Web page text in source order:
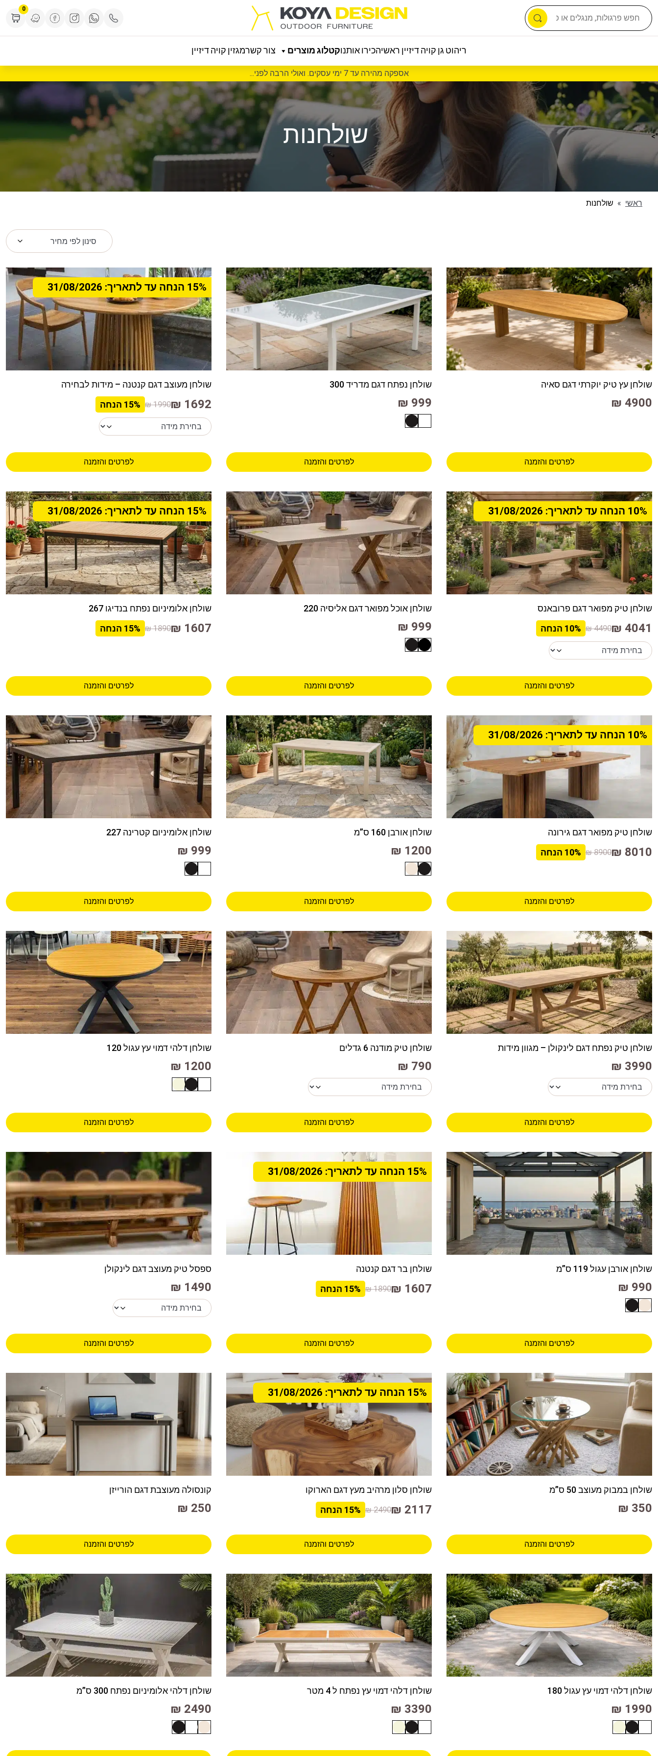
0
ריהוט גן קויה דיזיין ראשיהכירו אותנוקטלוג מוצרים צור קשרמגזין קויה דיזיין
אספקה מהירה עד 7 ימי עסקים. ואולי הרבה לפני...
"> שולחנות
ראשי » שולחנות
שולחן עץ טיק יוקרתי דגם סאיה
4900 ₪
לפרטים והזמנה
שולחן נפתח דגם מדריד 300
999 ₪
לפרטים והזמנה
15% הנחה עד לתאריך: 31/08/2026
שולחן מעוצב דגם קנטנה – מידות לבחירה
1692 ₪
1990 ₪
15% הנחה
לפרטים והזמנה
10% הנחה עד לתאריך: 31/08/2026
שולחן טיק מפואר דגם פרובאנס
4041 ₪
4490 ₪
10% הנחה
לפרטים והזמנה
שולחן אוכל מפואר דגם אליסיה 220
999 ₪
לפרטים והזמנה
15% הנחה עד לתאריך: 31/08/2026
שולחן אלומיניום נפתח בנדיגו 267
1607 ₪
1890 ₪
15% הנחה
לפרטים והזמנה
10% הנחה עד לתאריך: 31/08/2026
שולחן טיק מפואר דגם גירונה
8010 ₪
8900 ₪
10% הנחה
לפרטים והזמנה
שולחן אורבן 160 ס”מ
1200 ₪
לפרטים והזמנה
שולחן אלומיניום קטרינה 227
999 ₪
לפרטים והזמנה
שולחן טיק נפתח דגם לינקולן – מגוון מידות
3990 ₪
לפרטים והזמנה
שולחן טיק מודנה 6 גדלים
790 ₪
לפרטים והזמנה
שולחן דלהי דמוי עץ עגול 120
1200 ₪
לפרטים והזמנה
שולחן אורבן עגול 119 ס”מ
990 ₪
לפרטים והזמנה
15% הנחה עד לתאריך: 31/08/2026
שולחן בר דגם קנטנה
1607 ₪
1890 ₪
15% הנחה
לפרטים והזמנה
ספסל טיק מעוצב דגם לינקולן
1490 ₪
לפרטים והזמנה
שולחן במבוק מעוצב 50 ס”מ
350 ₪
לפרטים והזמנה
15% הנחה עד לתאריך: 31/08/2026
שולחן סלון מרהיב מעץ דגם הארוקו
2117 ₪
2490 ₪
15% הנחה
לפרטים והזמנה
קונסולה מעוצבת דגם הורייזן
250 ₪
לפרטים והזמנה
שולחן דלהי דמוי עץ עגול 180
1990 ₪
שולחן דלהי דמוי עץ נפתח ל 4 מטר
3390 ₪
שולחן דלהי אלומיניום נפתח 300 ס”מ
2490 ₪